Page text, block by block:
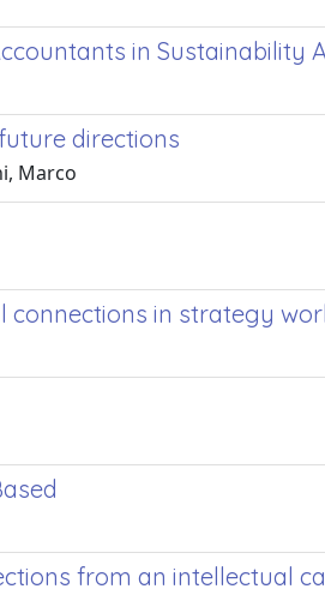
in Sustainability
directions
Marco
in strategy
from an intellectual